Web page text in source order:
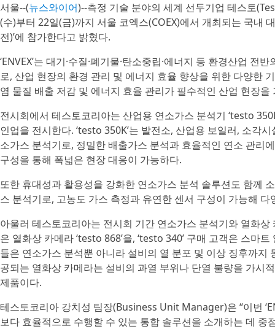
서울--(뉴스와이어)--측정 기술 분야의 세계 선두기업 테스토
(수)부터 22일(금)까지 서울 코엑스(COEX)에서 개최되는 국내
전)’에 참가한다고 밝혔다.
‘ENVEX’는 대기·수질·폐기물·탄소중립·에너지 등 환경산업
로, 산업 현장의 환경 관리 및 에너지 효율 향상을 위한 다양한
염 물질 배출 저감 및 에너지 효율 관리가 필수적인 산업 현장
전시회에서 테스토코리아는 산업용 연소가스 분석기 ‘testo
인업을 전시한다. ‘testo 350K’는 발전소, 산업용 보일러, 소각
소가스 분석기로, 정밀한 배출가스 분석과 효율적인 연소 관리
구성을 통해 폭넓은 현장 대응이 가능하다.
또한 휴대성과 활용성을 강화한 연소가스 분석 솔루션도 함께
스 분석기로, 고농도 가스 측정과 유연한 센서 구성이 가능해
아울러 테스토코리아는 전시회 기간 연소가스 분석기와 열화
은 열화상 카메라 ‘testo 868’을, ‘testo 340’ 구매 고객은 스마
들은 연소가스 분석뿐 아니라 설비의 열 분포 및 이상 징후까
공되는 열화상 카메라는 설비의 과열 부위나 단열 불량을 가시
제품이다.
테스토코리아 강치성 팀장(Business Unit Manager)은 “이번
보다 효율적으로 수행할 수 있는 통합 솔루션을 소개하는 데